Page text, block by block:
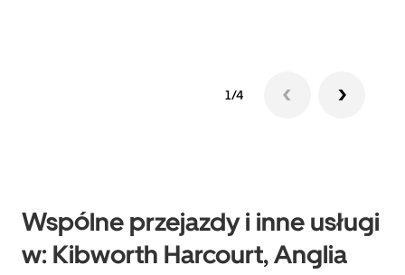
1/4
Wspólne przejazdy i inne usługi
w: Kibworth Harcourt, Anglia